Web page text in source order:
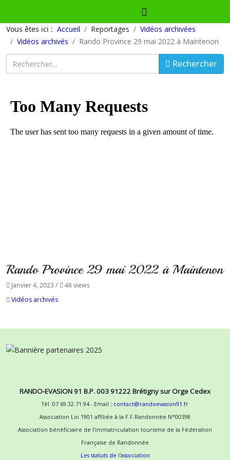
Vous êtes ici : Accueil Reportages
Vidéos archivées
Vidéos archivés
Rando Province 29 mai 2022 à Maintenon
Rechercher
Rando Province 29 mai 2022 à Maintenon
Janvier 4, 2023/
46 views
Vidéos archivés
RANDO-EVASION 91 B.P. 003 91222 Brétigny sur Orge Cedex
Tél :07.69.32.71.94 - Email : contact@randoevasion91.fr
Association Loi 1901 affiliée à la F.F.Randonnée N°00398
Association bénéficiaire de l’immatriculation tourisme de la Fédération
Française de Randonnée
Les statuts de l'association